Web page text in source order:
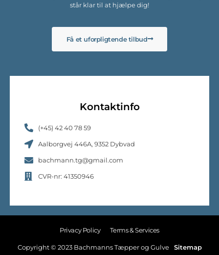
står klar til at hjælpe dig!
Få et uforpligtende tilbud
Kontaktinfo
(+45) 42 40 78 59
Aalborgvej 446A, 9352 Dybvad
bachmann.tg@gmail.com
CVR-nr: 41350946
Copyright © 2023 Bachmanns Tæpper og Gulve Sitemap
Privacy Policy Terms & Services